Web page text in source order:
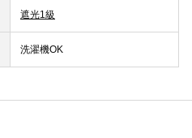
遮光1級
洗濯機OK